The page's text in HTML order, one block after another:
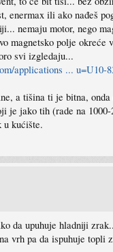
enermax ili ako nađeš
nemaju motor, nego
magnetsko polje okreće
svi izgledaju...
applications ... u=U10-
a tišina ti je bitna,
je jako tih (rade na
u kućište.
da upuhuje hladniji
vrh pa da ispuhuje topli